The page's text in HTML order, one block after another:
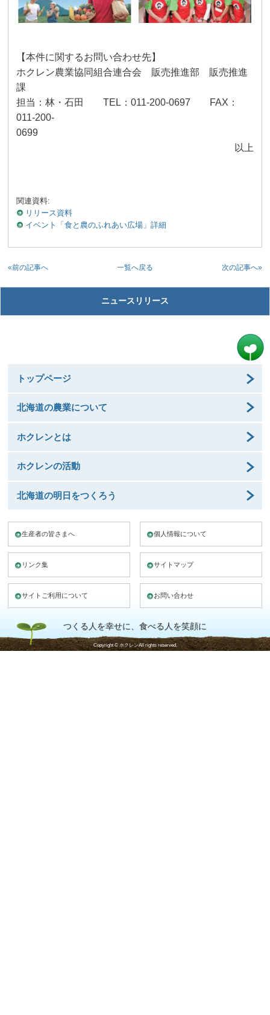
【本件に関するお問い合わせ先】
ホクレン農業協同組合連合会 販売推進部 販売推進
課
担当：林・石田TEL ：011-200-0697 FAX ：
011-200-
0699
以上
関連資料:
リリース資料
イベント「食と農のふれあい広場」詳細
一覧へ戻る
«前の記事へ 次の記事へ»
ニュースリリース
トップページ
北海道の農業について
ホクレンとは
ホクレンの活動
北海道の明日をつくろう
生産者の皆さまへ 個人情報について
リンク集 サイトマップ
サイトご利用について お問い合わせ
つくる人を幸せに、食べる人を笑顔に
Copyright © ホクレンAll rights reserved.